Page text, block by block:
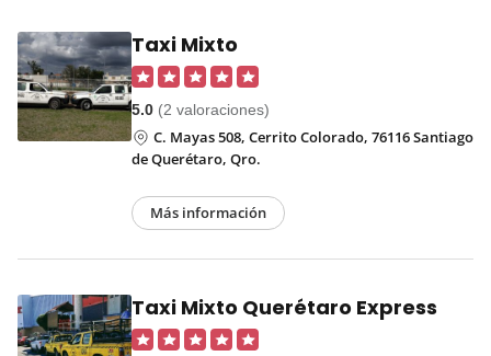
Taxi Mixto
5.0 (2 valoraciones)
C. Mayas 508, Cerrito Colorado, 76116 Santiago
de Querétaro, Qro.
Más información
Taxi Mixto Querétaro Express